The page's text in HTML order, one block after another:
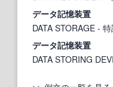
データ記憶装置
DATA STORAGE -
データ記憶装置
DATA STORING